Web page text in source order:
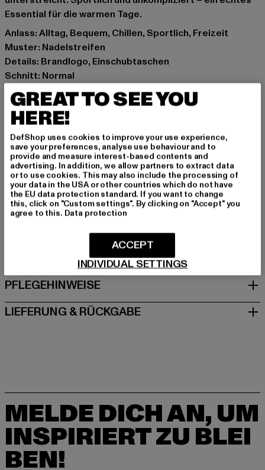
Essential für die warmen Tage.
Anlass: Alltag, Bequem, Chillen, Sportlich, Freizeit
Muster: Nadelstreifen
Details: Brandlogo, Einschubtaschen
Schnitt: Normal
Marke: Karl Kani
Kat.: Mesh Shorts
Farbe: schwarz
Hersteller Farbe: black
Materialzusammensetzung: 100% Polyester
Art.Nr: PD00005668-00007
Hersteller: Urban Styles Agency GmbH & Co. KG |
agentur@urbanstylesagency.com
Schanzenstraße 41 | 51063 Köln | DE
GRÖSSE & PASSFORM
PFLEGEHINWEISE
LIEFERUNG & RÜCKGABE
MELDE DICH AN, UM
INSPIRIERT ZU BLEI
BEN!
GREAT TO SEE YOU
HERE!
DefShop uses cookies to improve your use experience,
save your preferences, analyse use behaviour and to
provide and measure interest-based contents and
advertising. In addition, we allow partners to extract data
or to use cookies. This may also include the processing of
your data in the USA or other countries which do not have
the EU data protection standard. If you want to change
this, click on "Custom settings". By clicking on "Accept" you
agree to this. Data protection
INDIVIDUAL SETTINGS
ACCEPT